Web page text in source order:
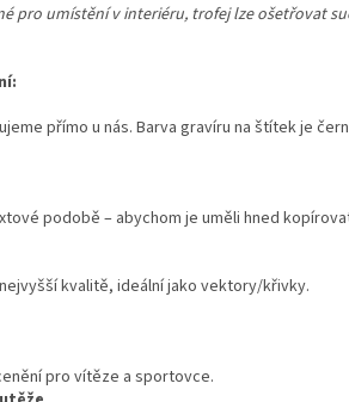
pro umístění v interiéru, trofej lze ošetřovat
přímo u nás. Barva gravíru na štítek je
podobě – abychom je uměli hned
kvalitě, ideální jako vektory/křivky.
pro vítěze a sportovce.